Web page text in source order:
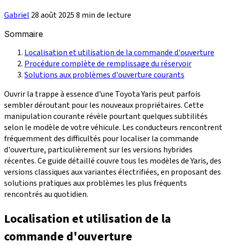
Gabriel 28 août 20258 min de lecture
Sommaire
Localisation et utilisation de la commande d'ouverture
Procédure complète de remplissage du réservoir
Solutions aux problèmes d'ouverture courants
Ouvrir la trappe à essence d'une Toyota Yaris peut parfois
sembler déroutant pour les nouveaux propriétaires. Cette
manipulation courante révèle pourtant quelques subtilités
selon le modèle de votre véhicule. Les conducteurs rencontrent
fréquemment des difficultés pour localiser la commande
d'ouverture, particulièrement sur les versions hybrides
récentes. Ce guide détaillé couvre tous les modèles de Yaris, des
versions classiques aux variantes électrifiées, en proposant des
solutions pratiques aux problèmes les plus fréquents
rencontrés au quotidien.
Localisation et utilisation de la
commande d'ouverture